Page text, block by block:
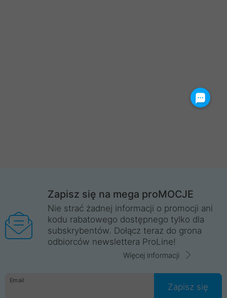
Zapisz się na mega proMOCJE
Nie strać żadnej informacji o promocji ani
kodu rabatowego dostępnego tylko dla
subskrybentów. Dołącz teraz do grona
odbiorców newslettera ProLine!
Więcej informacji
Email
Zapisz się